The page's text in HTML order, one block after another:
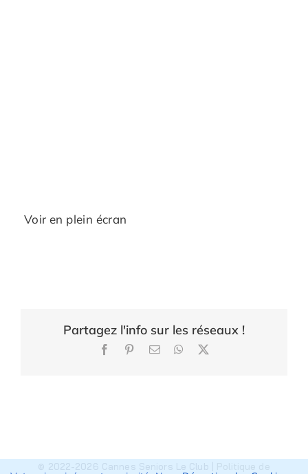
Voir en plein écran
Partagez l'info sur les réseaux !
FacebookPinterest
Email WhatsApp